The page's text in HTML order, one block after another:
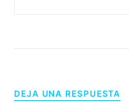
DEJA UNA RESPUESTA